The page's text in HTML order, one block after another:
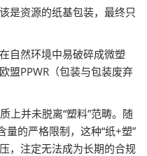
是资源的纸基包装，最终只
自然环境中易破碎成微塑
盟PPWR（包装与包装废弃
上并未脱离“塑料”范畴。随
量的严格限制，这种“纸+塑”
，注定无法成为长期的合规